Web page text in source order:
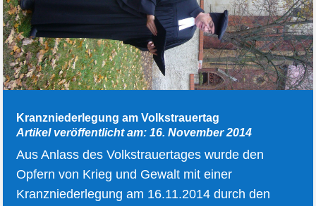
Kranzniederlegung am Volkstrauertag
Artikel veröffentlicht am: 16. November 2014
Aus Anlass des Volkstrauertages wurde den
Opfern von Krieg und Gewalt mit einer
Kranzniederlegung am 16.11.2014 durch den